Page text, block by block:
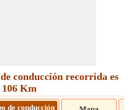
conducción recorrida es
106 Km
de conducción